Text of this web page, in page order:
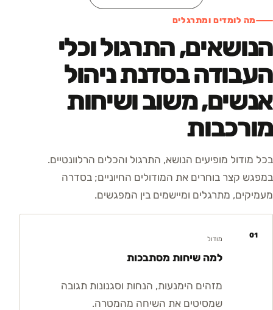
מה לומדים ומתרגלים
הנושאים, התרגול וכלי
העבודה בסדנת ניהול
אנשים, משוב ושיחות
מורכבות
בכל מודול מופיעים הנושא, התרגול והכלים הרלוונטיים.
במפגש קצר בוחרים את המודולים החיוניים; בסדרה
מעמיקים, מתרגלים ומיישמים בין המפגשים.
01 מודול
למה שיחות מסתבכות
מזהים הימנעות, הנחות וסגנונות תגובה
שמסיטים את השיחה מהמטרה.